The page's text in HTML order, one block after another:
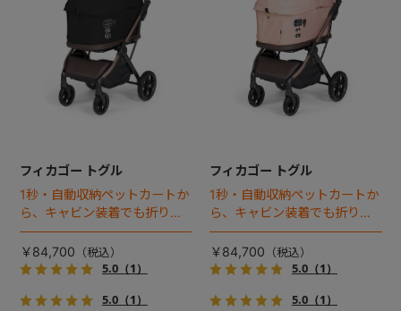
フィカゴー トグル
1秒・自動収納ペットカートか
ら、キャビン装着でも折りた
ためるモデルが登場！
￥84,700
5.0（1）
5.0（1）
フィカゴー トグル
1秒・自動収納ペットカートか
ら、キャビン装着でも折りた
ためるモデルが登場！
￥84,700
5.0（1）
5.0（1）